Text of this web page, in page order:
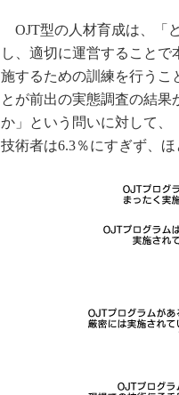
OJT型の人材育成は、「
し、適切に運営すること
施するための訓練を行うこ
とが前出の実態調査の結果
か」という問いに対して、
技術者は6.3％にすぎず、